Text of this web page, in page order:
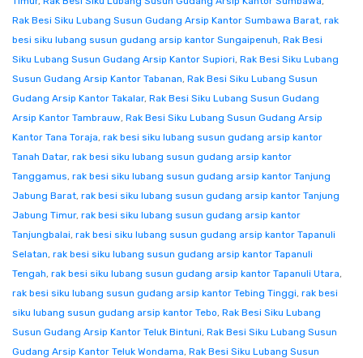
Rak Besi Siku Lubang Susun Gudang Arsip Kantor Sumbawa Barat, rak
besi siku lubang susun gudang arsip kantor Sungaipenuh, Rak Besi
Siku Lubang Susun Gudang Arsip Kantor Supiori, Rak Besi Siku Lubang
Susun Gudang Arsip Kantor Tabanan, Rak Besi Siku Lubang Susun
Gudang Arsip Kantor Takalar, Rak Besi Siku Lubang Susun Gudang
Arsip Kantor Tambrauw, Rak Besi Siku Lubang Susun Gudang Arsip
Kantor Tana Toraja, rak besi siku lubang susun gudang arsip kantor
Tanah Datar, rak besi siku lubang susun gudang arsip kantor
Tanggamus, rak besi siku lubang susun gudang arsip kantor Tanjung
Jabung Barat, rak besi siku lubang susun gudang arsip kantor Tanjung
Jabung Timur, rak besi siku lubang susun gudang arsip kantor
Tanjungbalai, rak besi siku lubang susun gudang arsip kantor Tapanuli
Selatan, rak besi siku lubang susun gudang arsip kantor Tapanuli
Tengah, rak besi siku lubang susun gudang arsip kantor Tapanuli Utara,
rak besi siku lubang susun gudang arsip kantor Tebing Tinggi, rak besi
siku lubang susun gudang arsip kantor Tebo, Rak Besi Siku Lubang
Susun Gudang Arsip Kantor Teluk Bintuni, Rak Besi Siku Lubang Susun
Gudang Arsip Kantor Teluk Wondama, Rak Besi Siku Lubang Susun